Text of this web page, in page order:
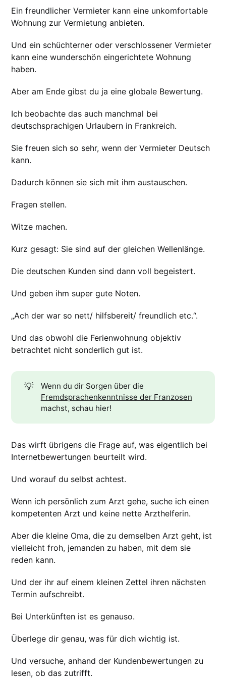
Ein freundlicher Vermieter kann eine unkomfortable
Wohnung zur Vermietung anbieten.
Und ein schüchterner oder verschlossener Vermieter
kann eine wunderschön eingerichtete Wohnung
haben.
Aber am Ende gibst du ja eine globale Bewertung.
Ich beobachte das auch manchmal bei
deutschsprachigen Urlaubern in Frankreich.
Sie freuen sich so sehr, wenn der Vermieter Deutsch
kann.
Dadurch können sie sich mit ihm austauschen.
Fragen stellen.
Witze machen.
Kurz gesagt: Sie sind auf der gleichen Wellenlänge.
Die deutschen Kunden sind dann voll begeistert.
Und geben ihm super gute Noten.
„Ach der war so nett/ hilfsbereit/ freundlich etc.“.
Und das obwohl die Ferienwohnung objektiv
betrachtet nicht sonderlich gut ist.
💡
Wenn du dir Sorgen über die
Fremdsprachenkenntnisse der Franzosen
machst, schau hier!
Das wirft übrigens die Frage auf, was eigentlich bei
Internetbewertungen beurteilt wird.
Und worauf du selbst achtest.
Wenn ich persönlich zum Arzt gehe, suche ich einen
kompetenten Arzt und keine nette Arzthelferin.
Aber die kleine Oma, die zu demselben Arzt geht, ist
vielleicht froh, jemanden zu haben, mit dem sie
reden kann.
Und der ihr auf einem kleinen Zettel ihren nächsten
Termin aufschreibt.
Bei Unterkünften ist es genauso.
Überlege dir genau, was für dich wichtig ist.
Und versuche, anhand der Kundenbewertungen zu
lesen, ob das zutrifft.